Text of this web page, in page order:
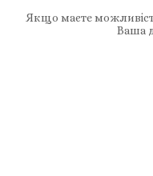
Якщо маєте
Ваша